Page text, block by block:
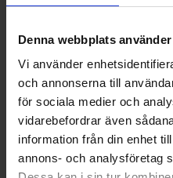
Denna webbplats
Vi använder
och annonserna till
för sociala medier och
vidarebefordrar även
information från din enhet
annons- och analysföretag
Höjd (cm):
Max höjd (cm):
87.5
Min höjd (cm):
Bredd (cm):
Djup (cm):
55